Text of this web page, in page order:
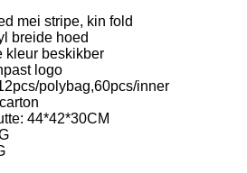
mei stripe, kin fold
breide hoed
kleur beskikber
logo
polybag,60pcs/inner
44*42*30CM